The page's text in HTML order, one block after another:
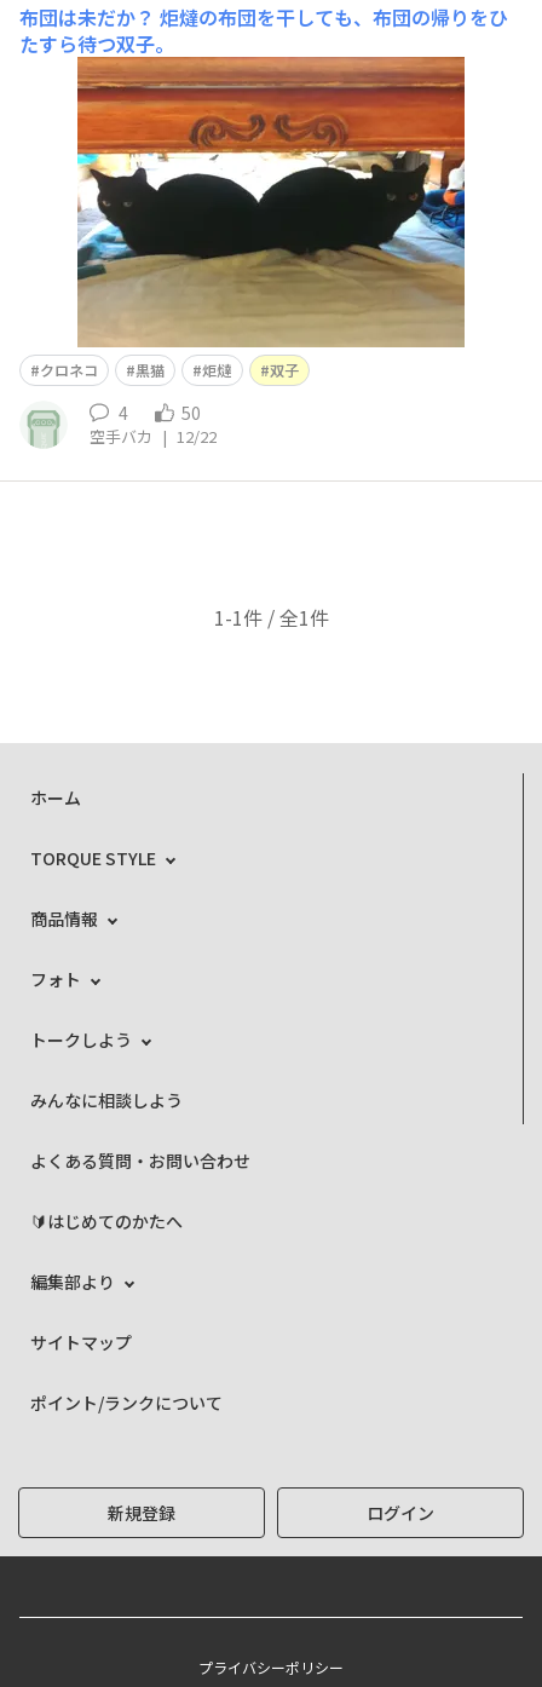
布団は未だか？ 炬燵の布団を干しても、布団の帰りをひ
たすら待つ双子。
クロネコ 黒猫 炬燵 双子
4 50
空手バカ | 12/22
1-1件 / 全1件
ホーム
TORQUE STYLE
商品情報
フォト
トークしよう
みんなに相談しよう
よくある質問・お問い合わせ
🔰はじめてのかたへ
編集部より
サイトマップ
ポイント/ランクについて
新規登録 ログイン
プライバシーポリシー